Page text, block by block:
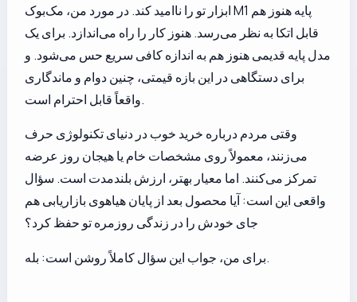
ابزار تو را ناامید کند. در مورد من، مک‌بوک M1 پایه هنوز هم
قابل اتکا به نظر می‌رسد. هنوز کار را راه می‌اندازد. برای یک
مدل پایه قدیمی هنوز هم به اندازه کافی سریع حس می‌شود. و
برای دستگاهی در این بازه قیمتی، چنین دوام و ماندگاری
واقعاً قابل احترام است.
وقتی مردم درباره خرید خوب در دنیای تکنولوژی حرف
می‌زنند، معمولاً روی مشخصات خام یا هیجان روز عرضه
تمرکز می‌کنند. اما معیار بهتر، ارزش بلندمدت است. سؤال
واقعی این است: آیا محصول بعد از پایان هیاهوی بازاریابی هم
جای خودش را در زندگی روزمره تو حفظ کرد؟
برای من، جواب این سؤال کاملاً روشن است: بله.